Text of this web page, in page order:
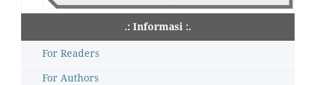
.: Informasi :.
For Readers
For Authors